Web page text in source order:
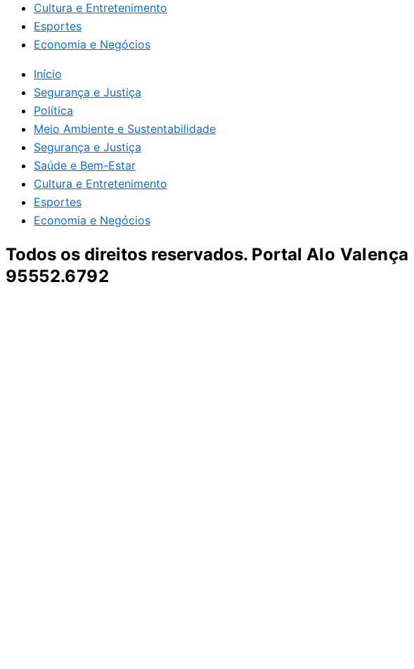
Cultura e Entretenimento
Esportes
Economia e Negócios
Início
Segurança e Justiça
Política
Meio Ambiente e Sustentabilidade
Segurança e Justiça
Saúde e Bem-Estar
Cultura e Entretenimento
Esportes
Economia e Negócios
Todos os direitos reservados. Portal Alo Valença
95552.6792